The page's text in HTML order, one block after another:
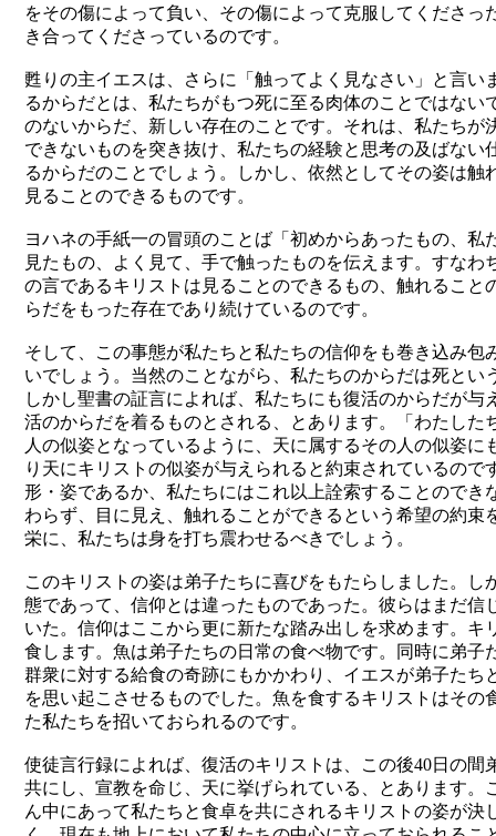
をその傷によって負い、その傷によって克服してくださっ
き合ってくださっているのです。
甦りの主イエスは、さらに「触ってよく見なさい」と言い
るからだとは、私たちがもつ死に至る肉体のことではない
のないからだ、新しい存在のことです。それは、私たちが
できないものを突き抜け、私たちの経験と思考の及ばない
るからだのことでしょう。しかし、依然としてその姿は触
見ることのできるものです。
ヨハネの手紙一の冒頭のことば「初めからあったもの、私
見たもの、よく見て、手で触ったものを伝えます。すなわ
の言であるキリストは見ることのできるもの、触れること
らだをもった存在であり続けているのです。
そして、この事態が私たちと私たちの信仰をも巻き込み包
いでしょう。当然のことながら、私たちのからだは死とい
しかし聖書の証言によれば、私たちにも復活のからだが与
活のからだを着るものとされる、とあります。「わたした
人の似姿となっているように、天に属するその人の似姿に
り天にキリストの似姿が与えられると約束されているので
形・姿であるか、私たちにはこれ以上詮索することのでき
わらず、目に見え、触れることができるという希望の約束
栄に、私たちは身を打ち震わせるべきでしょう。
このキリストの姿は弟子たちに喜びをもたらしました。し
態であって、信仰とは違ったものであった。彼らはまだ信
いた。信仰はここから更に新たな踏み出しを求めます。キ
食します。魚は弟子たちの日常の食べ物です。同時に弟子
群衆に対する給食の奇跡にもかかわり、イエスが弟子たち
を思い起こさせるものでした。魚を食するキリストはその
た私たちを招いておられるのです。
使徒言行録によれば、復活のキリストは、この後40日の間
共にし、宣教を命じ、天に挙げられている、とあります。
ん中にあって私たちと食卓を共にされるキリストの姿が決